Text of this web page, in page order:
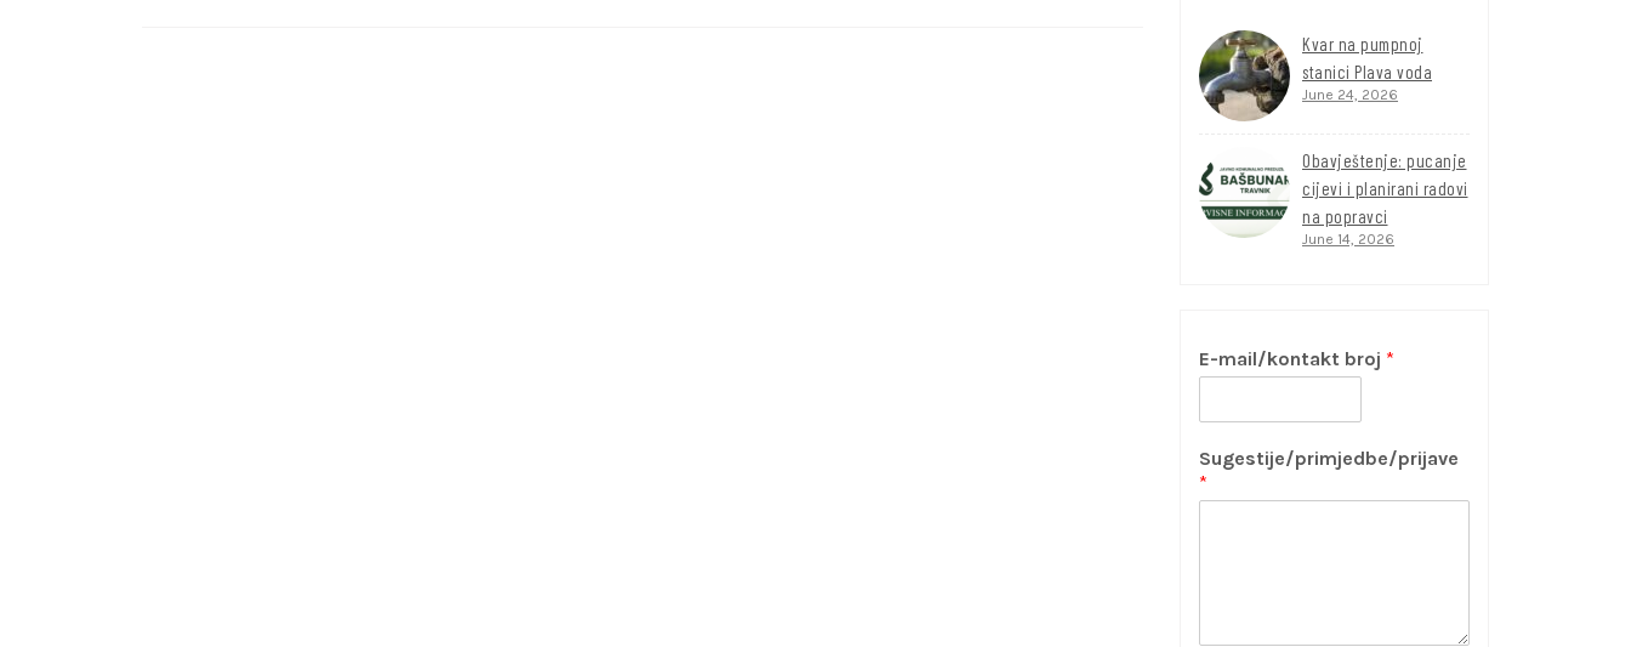
Kvar na pumpnoj
stanici Plava voda
June 24, 2026
Obavještenje: pucanje
cijevi i planirani radovi
na popravci
June 14, 2026
E-mail/kontakt broj *
Sugestije/primjedbe/prijave
*